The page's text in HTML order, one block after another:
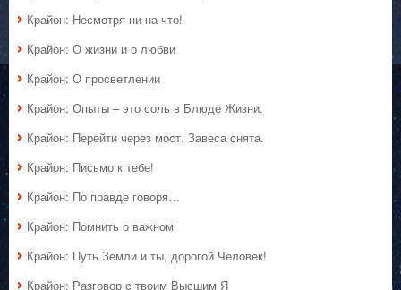
Крайон: Несмотря ни на что!
Крайон: О жизни и о любви
Крайон: О просветлении
Крайон: Опыты – это соль в Блюде Жизни.
Крайон: Перейти через мост. Завеса снята.
Крайон: Письмо к тебе!
Крайон: По правде говоря…
Крайон: Помнить о важном
Крайон: Путь Земли и ты, дорогой Человек!
Крайон: Разговор с твоим Высшим Я